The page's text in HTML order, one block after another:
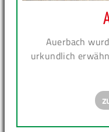
Auerbach
urkundlich